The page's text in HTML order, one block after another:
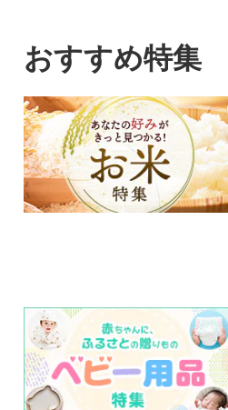
トを中心にぶどうをたくさん
作っている農家が自信を持っ
てお届けします。
おすすめ特集